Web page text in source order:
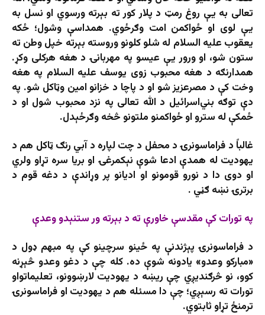
تعالی به يې روغ رمټ د پلار کور ته بېرته ورسوي او نسل به
يې لوی او ځواکمن امت وګرځوي. همداسې وشول؛ ځکه
يعقوب عليه السلام له شلو کلونو وروسته بېرته خپل وطن ته
ستون شو، او ورور يې عيسو په مهربانۍ د هغه هرکلی وکړ.
همدارنګه د هغه محبوب زوی يوسف عليه السلام په هغه
وخت کې د مصرعزيز شو او د پاچا د خزانو امين وټاکل شو. په
دې توګه بني‌اسرائيل د الله تعالی په نزد محبوب شول او د
ځمکې له سترو او ځواکمنو ملتونو څخه وګرځېدل.
غالباً د فراماسونرۍ د محفل د چت لپاره د آبي رنګ ټاکل هم د
يهوديت له همدې ادعا شوې نېکمرغۍ او بريا سره تړاو ولري
او دوی دا د نورو قومونو او اديانو پر وړاندې د دغه قوم د
برترۍ نښه ګڼي .
په تورات کې مقدسې خاورې ته د بېرته ور ستنېدو وعدې
د فراماسونرۍ پېژندنې په ځينو سرچينو کې په مبهم ډول د
«مبارکو وعدو» يادونه شوې ده. کله چې د دغو وعدو څېړنه
کوو، نو څرګنديږي چې ريښه د يهوديت لارښوونو، تعليماتواو
تورات ته رسېږي؛ چې دا مسئله هم د يهوديت او فراماسونرۍ
ترمنځ تړاو ثابتوي.